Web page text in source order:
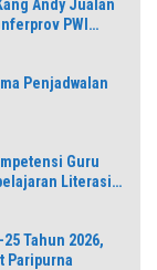
Andy Jualan
PWI
Penjadwalan
Guru
Literasi
Tahun 2026,
Paripurna